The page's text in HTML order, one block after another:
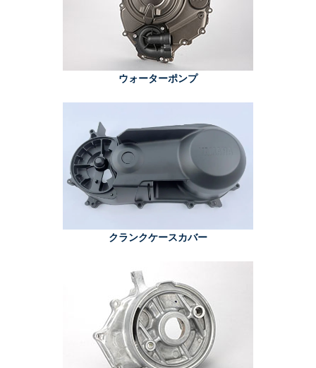
ウォーターポンプ
クランクケースカバー